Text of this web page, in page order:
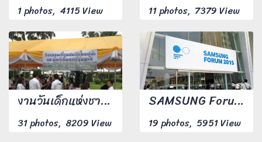
1 photos, 4115 View 11 photos, 7379 View
งานวันเด็กแห่งชาติ ณ ทำเนียบรัฐบาล ปี 59
31 photos, 8209 View
SAMSUNG Forum 2015
19 photos, 5951 View